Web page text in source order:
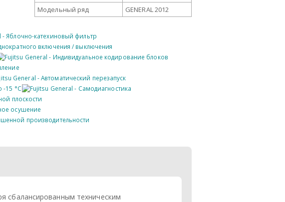
Модельный ряд
GENERAL 2012
сбалансированным техническим